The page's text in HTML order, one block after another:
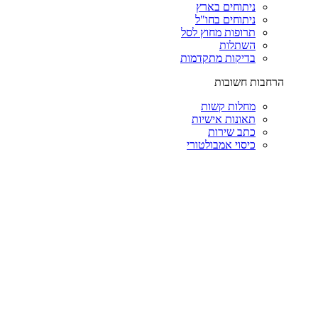
ניתוחים בארץ
ניתוחים בחו"ל
תרופות מחוץ לסל
השתלות
בדיקות מתקדמות
הרחבות חשובות
מחלות קשות
תאונות אישיות
כתב שירות
כיסוי אמבולטורי